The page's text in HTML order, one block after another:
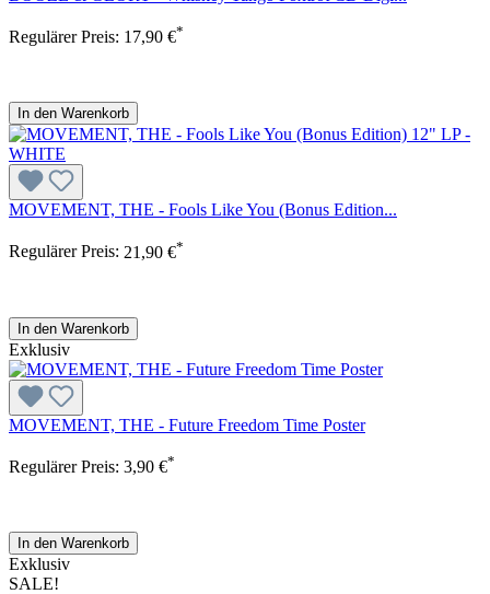
Regulärer Preis: 17,90 €*
In den Warenkorb
MOVEMENT, THE - Fools Like You (Bonus Edition...
Regulärer Preis: 21,90 €*
In den Warenkorb
Exklusiv
MOVEMENT, THE - Future Freedom Time Poster
Regulärer Preis: 3,90 €*
In den Warenkorb
Exklusiv
SALE!